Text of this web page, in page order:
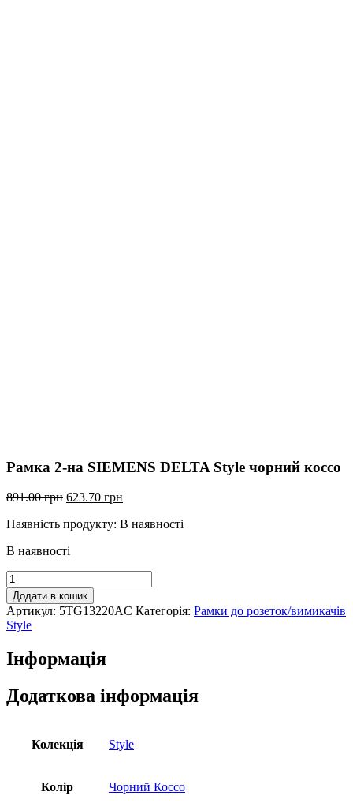
Рамка 2-на SIEMENS DELTA Style чорний коссо
891.00грн Оригінальна
891.00
623.70 грн
623.70
Наявність продукту: В наявності
В наявності
Рамка
2-
на
SIEMENS
DELTA
Style
чорний
кількість
Додати в кошик
Артикул: 5TG13220AC Категорія: Рамки до розеток/вимикачів
Style
Інформація
Додаткова інформація
Колекція Style
Колір Чорний Коссо